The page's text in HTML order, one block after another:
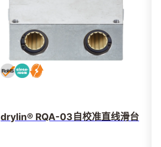
drylin® RQA-03自校准直线滑台